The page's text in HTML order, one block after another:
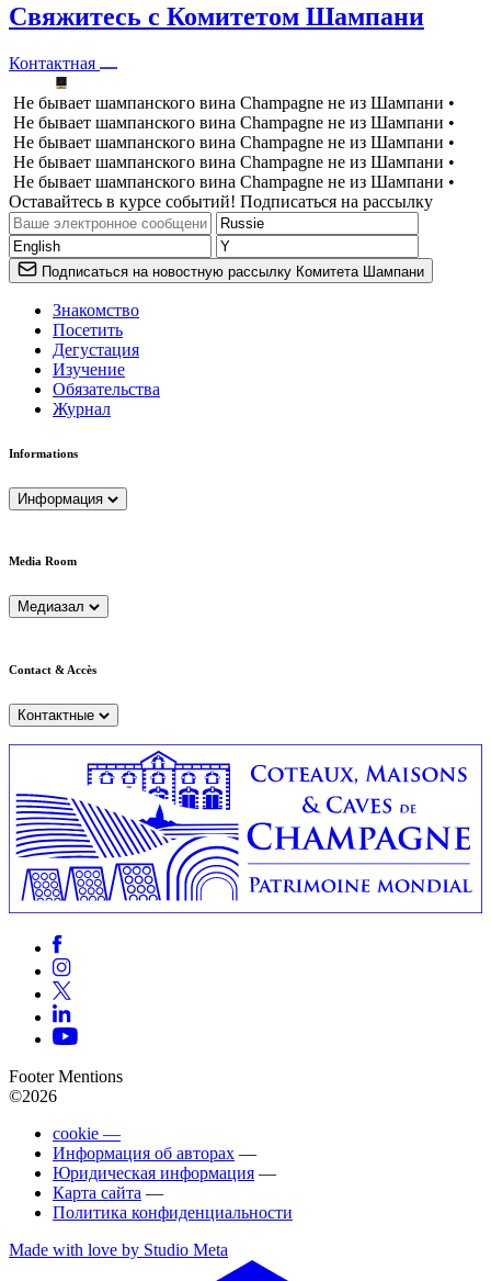
Свяжитесь с Комитетом Шампани
Контактная
Не бывает шампанского вина Champagne не из Шампани •
Не бывает шампанского вина Champagne не из Шампани •
Не бывает шампанского вина Champagne не из Шампани •
Не бывает шампанского вина Champagne не из Шампани •
Не бывает шампанского вина Champagne не из Шампани •
Оставайтесь в курсе событий! Подписаться на рассылку
Подписаться на новостную рассылку Комитета Шампани
Знакомство
Посетить
Дегустация
Изучение
Обязательства
Журнал
Informations
Информация
Media Room
Медиазал
Contact & Accès
Контактные
Footer Mentions
©2026
cookie —
Информация об авторах —
Юридическая информация —
Карта сайта —
Политика конфиденциальности
Made with love by Studio Meta